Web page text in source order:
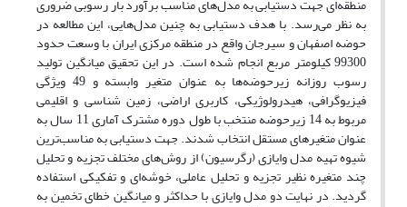
منطقه‌ای جهت دستیابی به مدل‌های مناسب برآورد بار رسوبی ضروری
به نظر می‌رسد. با هدف دستیابی به چنین مدل‌هایی، این مطالعه در
حوضه اصفهان و سیرجان واقع در منطقه مرکزی ایران با وسعت حدود
99300 کیلومتر مربع انجام شده است. در این تحقیق میانگین تولید
رسوب روزانه زیرحوضه‌ها به عنوان متغیر وابسته و 49 ویژگی
فیزیوگرافی، هیدرولوژیکی، کاربری اراضی، زمین شناسی و اقلیمی
مربوط به 14 زیرحوضه منتخب با طول دوره مشترک آماری 11 سال به
عنوان متغیرهای مستقل انتخاب شدند. جهت دستیابی به مناسب‌ترین
شیوه تهیه مدل وایازی (رگرسیون) از روش‌های مختلف تجزیه و تحلیل
چند متغیره نظیر تجزیه و تحلیل عاملی، خوشه‌ای و تفکیکی استفاده
گردید. در نهایت دو مدل وایازی با حداکثر و میانگین خطای تخمین به